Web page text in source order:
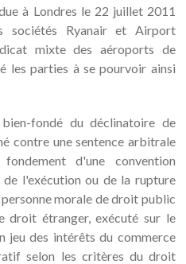
à Londres le 22 juillet 2011
sociétés Ryanair et Airport
mixte des aéroports de
les parties à se pourvoir ainsi
fondé du déclinatoire de
contre une sentence arbitrale
d'une convention
l'exécution ou de la rupture
morale de droit public
droit étranger, exécuté sur le
jeu des intérêts du commerce
selon les critères du droit